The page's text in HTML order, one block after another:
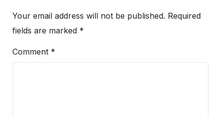
Your email address will not be published. Required
fields are marked *
Comment *